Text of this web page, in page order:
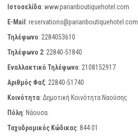
Ιστοσελίδα: www.parianboutiquehotel.com
E-Mail: reservations@parianboutiquehotel.com
Τηλέφωνο: 2284053610
Τηλέφωνο 2: 22840-51840
Εναλλακτικό Τηλέφωνο: 2108152917
Αριθμός Φαξ: 22840-51740
Κοινότητα: Δημοτική Κοινότητα Ναούσης
Πόλη: Νάουσα
Ταχυδρομικός Κώδικας: 844 01